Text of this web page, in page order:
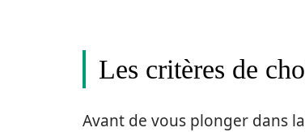
Les critères de
Avant de vous plonger dans